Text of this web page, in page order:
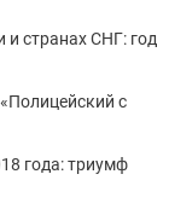
и странах СНГ: год
с
года: триумф